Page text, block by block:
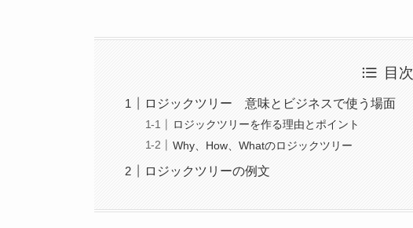
目次
ロジックツリー 意味とビジネスで使う場面
ロジックツリーを作る理由とポイント
Why、How、Whatのロジックツリー
ロジックツリーの例文